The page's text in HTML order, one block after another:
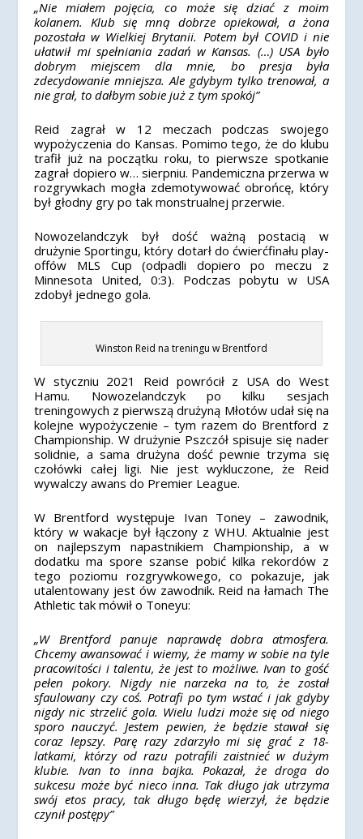
„Nie miałem pojęcia, co może się dziać z moim
kolanem. Klub się mną dobrze opiekował, a żona
pozostała w Wielkiej Brytanii. Potem był COVID i nie
ułatwił mi spełniania zadań w Kansas. (…) USA było
dobrym miejscem dla mnie, bo presja była
zdecydowanie mniejsza. Ale gdybym tylko trenował, a
nie grał, to dałbym sobie już z tym spokój”
Reid zagrał w 12 meczach podczas swojego
wypożyczenia do Kansas. Pomimo tego, że do klubu
trafił już na początku roku, to pierwsze spotkanie
zagrał dopiero w… sierpniu. Pandemiczna przerwa w
rozgrywkach mogła zdemotywować obrońcę, który
był głodny gry po tak monstrualnej przerwie.
Nowozelandczyk był dość ważną postacią w
drużynie Sportingu, który dotarł do ćwierćfinału play-
offów MLS Cup (odpadli dopiero po meczu z
Minnesota United, 0:3). Podczas pobytu w USA
zdobył jednego gola.
Winston Reid na treningu w Brentford
W styczniu 2021 Reid powrócił z USA do West
Hamu. Nowozelandczyk po kilku sesjach
treningowych z pierwszą drużyną Młotów udał się na
kolejne wypożyczenie – tym razem do Brentford z
Championship. W drużynie Pszczół spisuje się nader
solidnie, a sama drużyna dość pewnie trzyma się
czołówki całej ligi. Nie jest wykluczone, że Reid
wywalczy awans do Premier League.
W Brentford występuje Ivan Toney – zawodnik,
który w wakacje był łączony z WHU. Aktualnie jest
on najlepszym napastnikiem Championship, a w
dodatku ma spore szanse pobić kilka rekordów z
tego poziomu rozgrywkowego, co pokazuje, jak
utalentowany jest ów zawodnik. Reid na łamach The
Athletic tak mówił o Toneyu:
„W Brentford panuje naprawdę dobra atmosfera.
Chcemy awansować i wiemy, że mamy w sobie na tyle
pracowitości i talentu, że jest to możliwe. Ivan to gość
pełen pokory. Nigdy nie narzeka na to, że został
sfaulowany czy coś. Potrafi po tym wstać i jak gdyby
nigdy nic strzelić gola. Wielu ludzi może się od niego
sporo nauczyć. Jestem pewien, że będzie stawał się
coraz lepszy. Parę razy zdarzyło mi się grać z 18-
latkami, którzy od razu potrafili zaistnieć w dużym
klubie. Ivan to inna bajka. Pokazał, że droga do
sukcesu może być nieco inna. Tak długo jak utrzyma
swój etos pracy, tak długo będę wierzył, że będzie
czynił postępy”